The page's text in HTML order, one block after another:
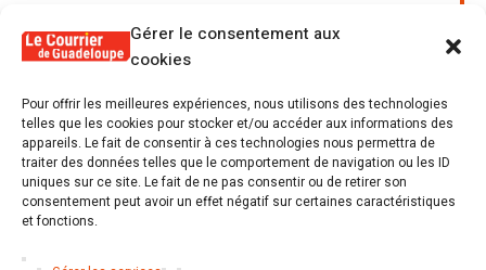
Gérer le consentement aux
cookies
Pour offrir les meilleures expériences, nous utilisons des technologies
telles que les cookies pour stocker et/ou accéder aux informations des
appareils. Le fait de consentir à ces technologies nous permettra de
traiter des données telles que le comportement de navigation ou les ID
uniques sur ce site. Le fait de ne pas consentir ou de retirer son
consentement peut avoir un effet négatif sur certaines caractéristiques
et fonctions.
Poster un commentaire
Tu dois êtreconnectéPoster un commentaire.